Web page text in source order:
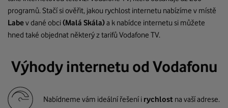
programů. Stačí si ověřit, jakou rychlost internetu nabízíme v místě
Labev dané obci(Malá Skála)a k nabídce internetu si můžete
hned také objednat některý z tarifů Vodafone TV.
Výhody internetu od Vodafonu
Nabídneme vám ideální řešení i rychlost na vaší adrese.